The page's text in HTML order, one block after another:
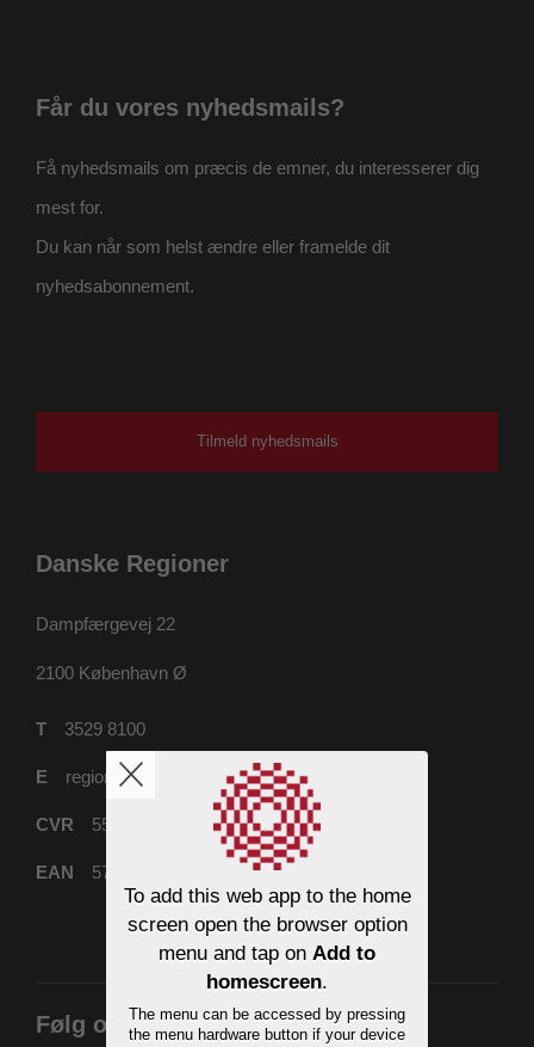
Får du vores nyhedsmails?
Få nyhedsmails om præcis de emner, du interesserer dig
mest for.
Du kan når som helst ændre eller framelde dit
nyhedsabonnement.
Tilmeld nyhedsmails
Danske Regioner
Dampfærgevej 22
2100 København Ø
3529 8100
T
regioner@regioner.dk
E
55832218
CVR
5798000016477
EAN
Følg os
To add this web app to the home
screen open the browser option
menu and tap on Add to
homescreen.
The menu can be accessed by pressing
the menu hardware button if your device